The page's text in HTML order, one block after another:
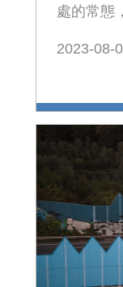
處的常態
2023-08-